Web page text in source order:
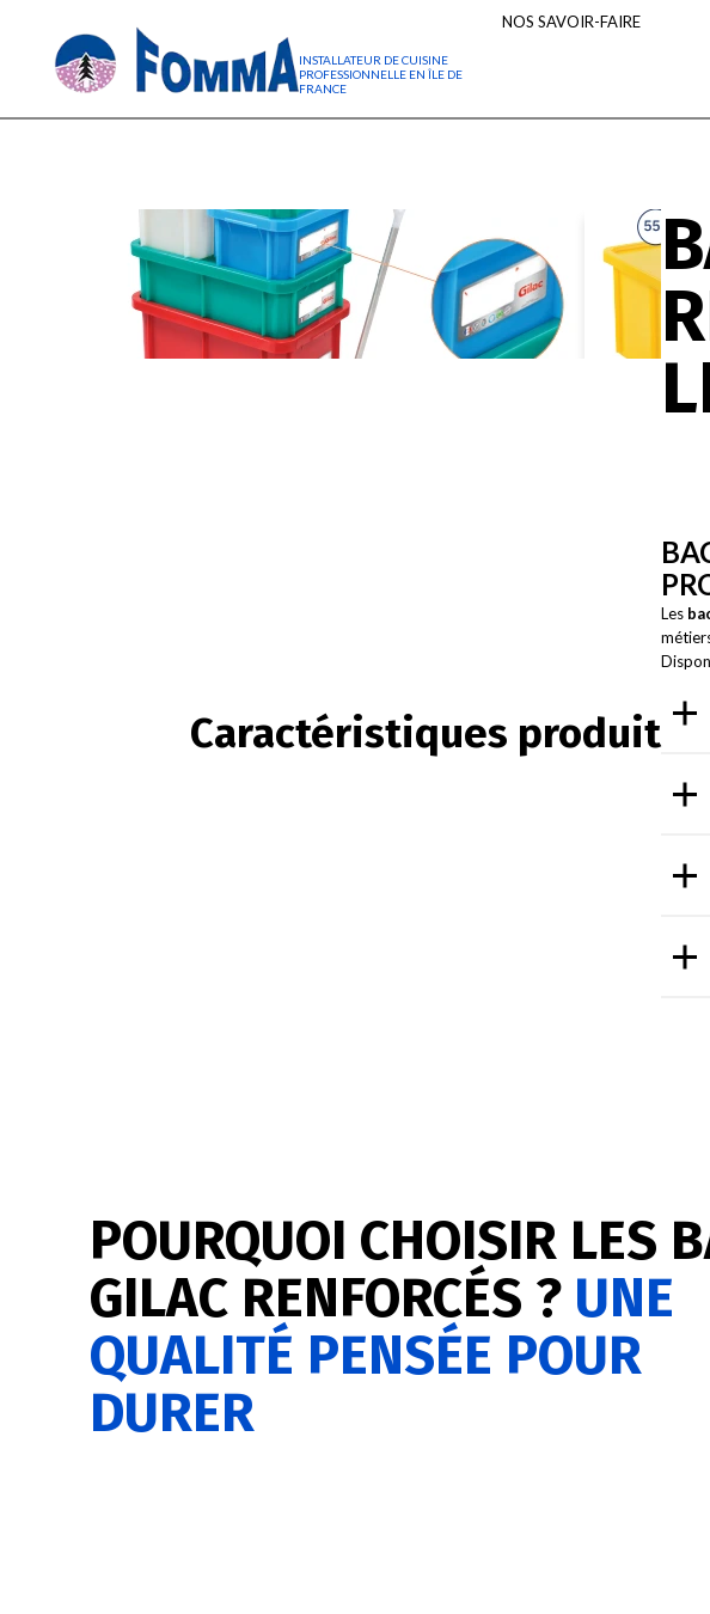
INSTALLATEUR DE CUISINE
PROFESSIONNELLE EN ÎLE DE
FRANCE
NOS SAVOIR-FAIRE
Les
Caractéristiques produit
POURQUOI CHOISIR LES
GILAC RENFORCÉS ? UNE
QUALITÉ PENSÉE POUR
DURER